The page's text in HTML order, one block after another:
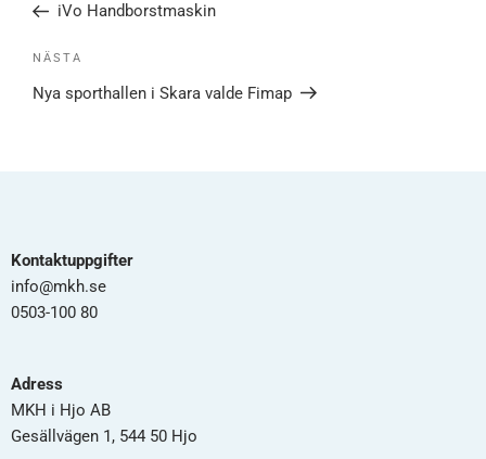
iVo Handborstmaskin
NÄSTA
Nya sporthallen i Skara valde Fimap
Kontaktuppgifter
info@mkh.se
0503-100 80
Adress
MKH i Hjo AB
Gesällvägen 1, 544 50 Hjo